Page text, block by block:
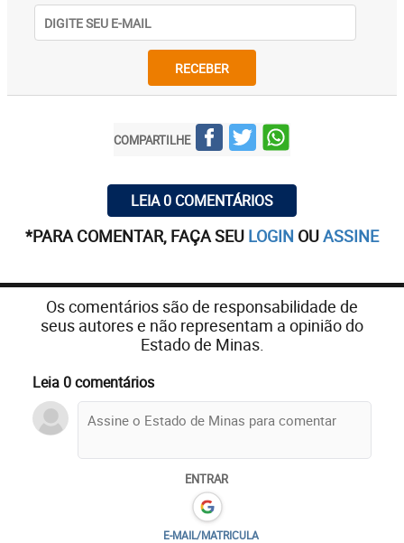
RECEBER
COMPARTILHE
LEIA 0 COMENTÁRIOS
*PARA COMENTAR, FAÇA SEU LOGIN OUASSINE
Os comentários são de responsabilidade de
seus autores e não representam a opinião do
Estado de Minas.
Leia 0 comentários
ENTRAR
E-MAIL/MATRICULA